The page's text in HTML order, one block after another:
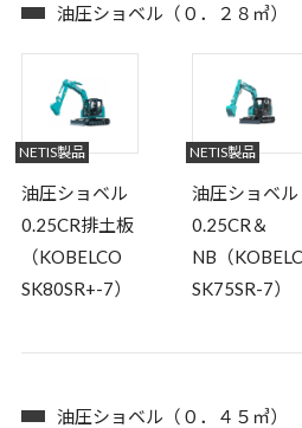
油圧ショベル（０．２８㎥）
NETIS製品
油圧ショベル
0.25CR排土板
（KOBELCO
SK80SR+-7）
NETIS製品
油圧ショベル
0.25CR＆
NB（
SK75SR-7）
油圧ショベル（０．４５㎥）